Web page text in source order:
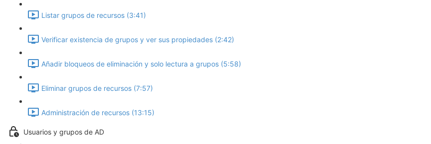
Listar grupos de recursos (3:41)
Verificar existencia de grupos y ver sus propiedades (2:42)
Añadir bloqueos de eliminación y solo lectura a grupos (5:58)
Eliminar grupos de recursos (7:57)
Administración de recursos (13:15)
Usuarios y grupos de AD